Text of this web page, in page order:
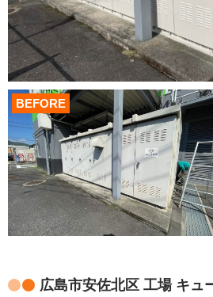
BEFORE
広島市安佐北区 工場 キ